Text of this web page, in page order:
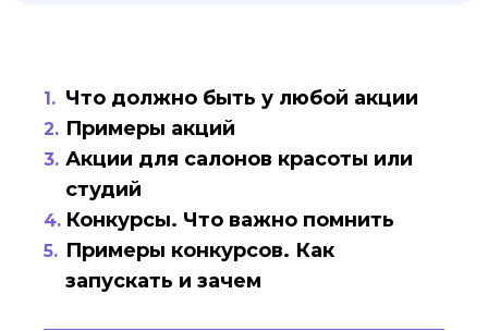
Что должно быть у любой акции
Примеры акций
Акции для салонов красоты или
студий
Конкурсы. Что важно помнить
Примеры конкурсов. Как
запускать и зачем